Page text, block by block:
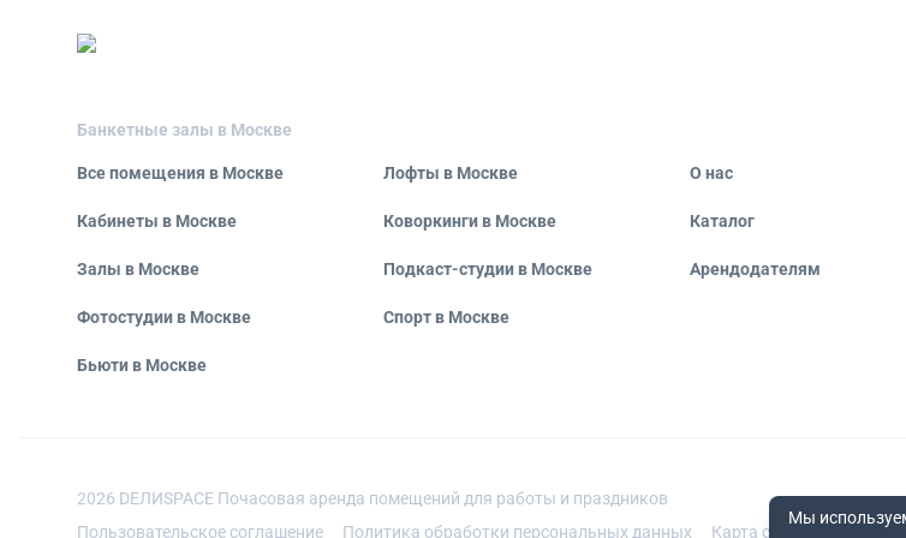
Банкетные залы в Москве
Все помещения в Москве Лофты в Москве
Кабинеты в Москве Коворкинги в Москве
Залы в Москве Подкаст-студии в Москве
Фотостудии в Москве Спорт в Москве
Бьюти в Москве
О нас
Каталог
Арендодателям
2026 DEЛИSPACE Почасовая аренда помещений для работы и праздников
Пользовательское соглашение
Политика обработки персональных данных Карта сайта
Мы